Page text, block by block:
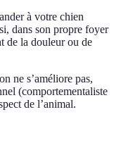
à votre chien
dans son propre foyer
de la douleur ou de
ne s’améliore pas,
(comportementaliste
de l’animal.